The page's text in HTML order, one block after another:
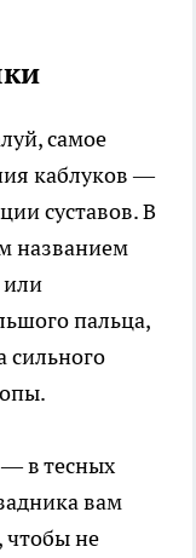
самое
каблуков —
суставов. В
названием
или
пальца,
сильного
в тесных
вам
чтобы не